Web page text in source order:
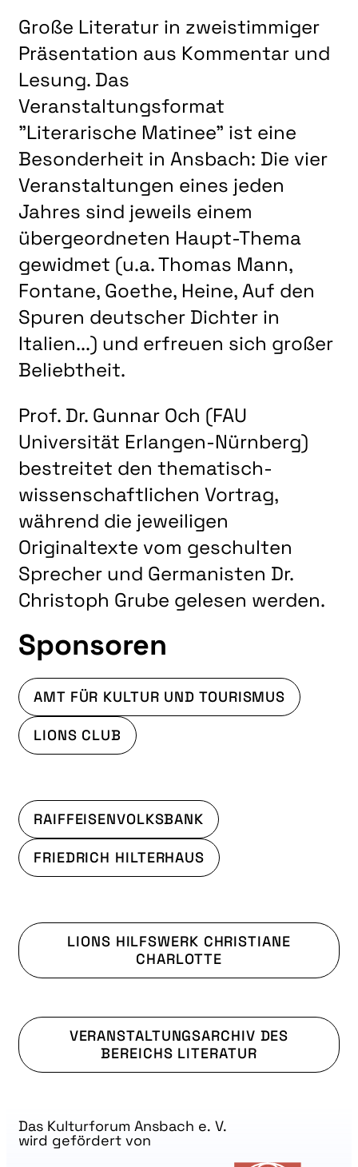
Große Literatur in zweistimmiger
Präsentation aus Kommentar und
Lesung. Das
Veranstaltungsformat
"Literarische Matinee" ist eine
Besonderheit in Ansbach: Die vier
Veranstaltungen eines jeden
Jahres sind jeweils einem
übergeordneten Haupt-Thema
gewidmet (u.a. Thomas Mann,
Fontane, Goethe, Heine, Auf den
Spuren deutscher Dichter in
Italien...) und erfreuen sich großer
Beliebtheit.
Prof. Dr. Gunnar Och (FAU
Universität Erlangen-Nürnberg)
bestreitet den thematisch-
wissenschaftlichen Vortrag,
während die jeweiligen
Originaltexte vom geschulten
Sprecher und Germanisten Dr.
Christoph Grube gelesen werden.
Sponsoren
AMT FÜR KULTUR UND TOURISMUS
LIONS CLUB
RAIFFEISENVOLKSBANK
FRIEDRICH HILTERHAUS
LIONS HILFSWERK CHRISTIANE
CHARLOTTE
VERANSTALTUNGSARCHIV DES
BEREICHS LITERATUR
Das Kulturforum Ansbach e. V.
wird gefördert von